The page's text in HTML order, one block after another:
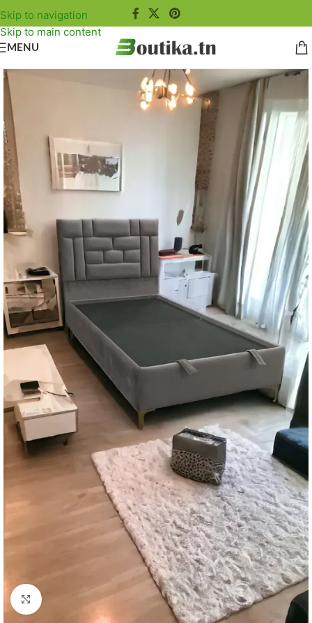
Skip to navigation
Skip to main content
MENU
Agrandir